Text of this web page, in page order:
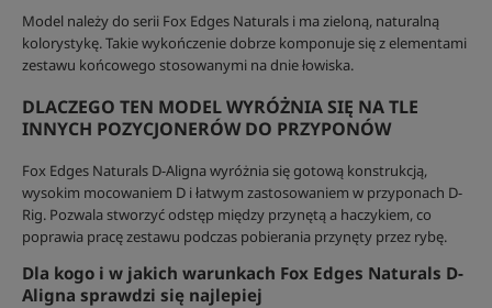
Model należy do serii Fox Edges Naturals i ma zieloną, naturalną
kolorystykę. Takie wykończenie dobrze komponuje się z elementami
zestawu końcowego stosowanymi na dnie łowiska.
DLACZEGO TEN MODEL WYRÓŻNIA SIĘ NA TLE
INNYCH POZYCJONERÓW DO PRZYPONÓW
Fox Edges Naturals D-Aligna wyróżnia się gotową konstrukcją,
wysokim mocowaniem D i łatwym zastosowaniem w przyponach D-
Rig. Pozwala stworzyć odstęp między przynętą a haczykiem, co
poprawia pracę zestawu podczas pobierania przynęty przez rybę.
Dla kogo i w jakich warunkach Fox Edges Naturals D-
Aligna sprawdzi się najlepiej